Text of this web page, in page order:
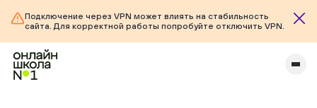
Подключение через VPN может влиять на стабильность
сайта. Для корректной работы попробуйте отключить VPN.